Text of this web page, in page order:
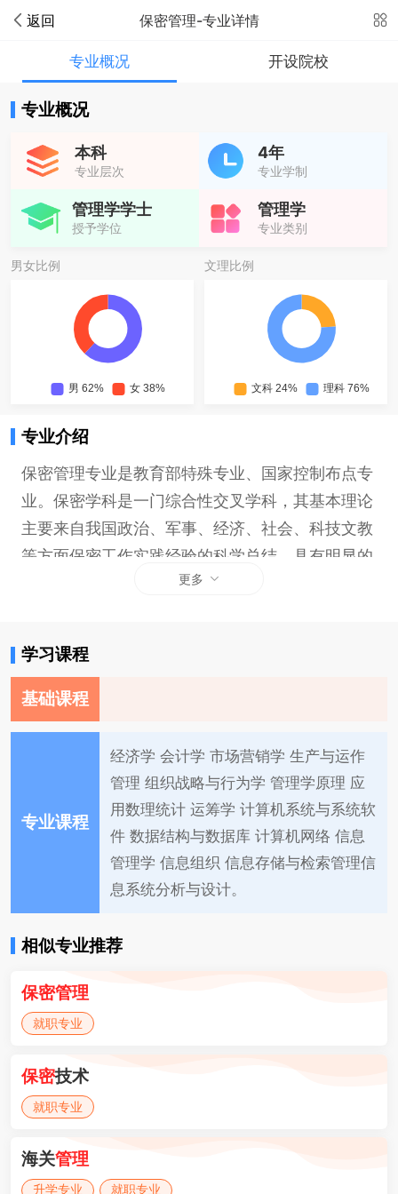
返回 保密管理-专业详情
专业概况 开设院校
专业概况
本科
专业层次
4年
专业学制
管理学学士
授予学位
管理学
专业类别
男女比例 文理比例
专业介绍
保密管理专业是教育部特殊专业、国家控制布点专
业。保密学科是一门综合性交叉学科，其基本理论
主要来自我国政治、军事、经济、社会、科技文教
等方面保密工作实践经验的科学总结，具有明显的
综合性交叉学科的性质。
更多
学习课程
基础课程
专业课程
经济学 会计学 市场营销学 生产与运作
管理 组织战略与行为学 管理学原理 应
用数理统计 运筹学 计算机系统与系统软
件 数据结构与数据库 计算机网络 信息
管理学 信息组织 信息存储与检索管理信
息系统分析与设计。
相似专业推荐
保密管理
就职专业
保密技术
就职专业
海关管理
升学专业 就职专业